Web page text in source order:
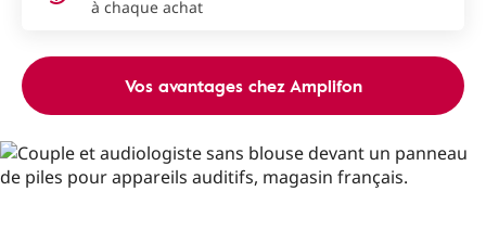
à chaque achat
Vos avantages chez Amplifon